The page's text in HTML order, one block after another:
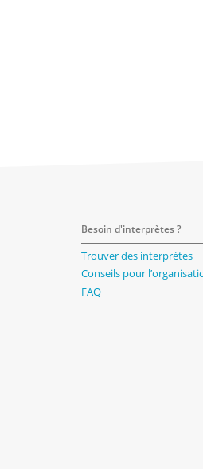
Besoin d'interprètes ?
Trouver des interprètes
Conseils pour
FAQ